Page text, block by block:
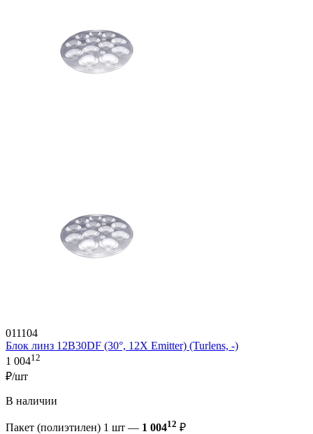
011104
Блок линз 12B30DF (30°, 12X Emitter) (Turlens, -)
1 00412
₽/шт
В наличии
Пакет (полиэтилен) 1 шт — 1 00412 ₽